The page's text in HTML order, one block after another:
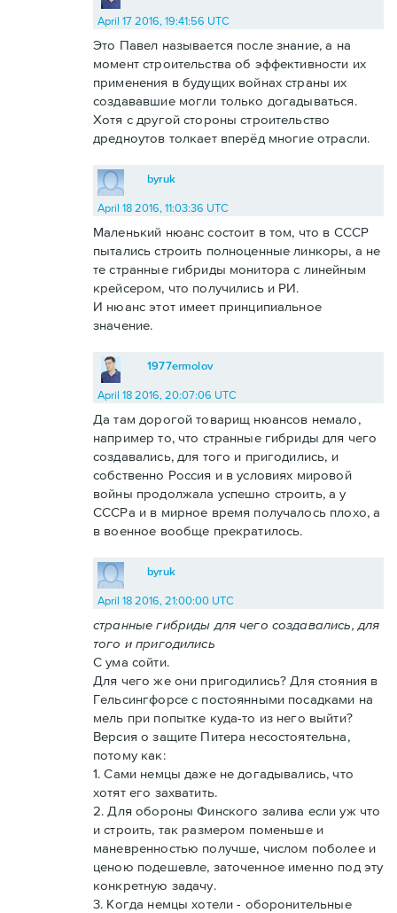
April 17 2016, 19:41:56 UTC
Это Павел называется после знание, а на
момент строительства об эффективности их
применения в будущих войнах страны их
создававшие могли только догадываться.
Хотя с другой стороны строительство
дредноутов толкает вперёд многие отрасли.
byruk
April 18 2016, 11:03:36 UTC
Маленький нюанс состоит в том, что в СССР
пытались строить полноценные линкоры, а не
те странные гибриды монитора с линейным
крейсером, что получились и РИ.
И нюанс этот имеет принципиальное
значение.
1977ermolov
April 18 2016, 20:07:06 UTC
Да там дорогой товарищ нюансов немало,
например то, что странные гибриды для чего
создавались, для того и пригодились, и
собственно Россия и в условиях мировой
войны продолжала успешно строить, а у
СССРа и в мирное время получалось плохо, а
в военное вообще прекратилось.
byruk
April 18 2016, 21:00:00 UTC
странные гибриды для чего создавались, для
того и пригодились
С ума сойти.
Для чего же они пригодились? Для стояния в
Гельсингфорсе с постоянными посадками на
мель при попытке куда-то из него выйти?
Версия о защите Питера несостоятельна,
потому как:
1. Сами немцы даже не догадывались, что
хотят его захватить.
2. Для обороны Финского залива если уж что
и строить, так размером поменьше и
маневренностью получше, числом поболее и
ценою подешевле, заточенное именно под эту
конкретную задачу.
3. Когда немцы хотели - оборонительные